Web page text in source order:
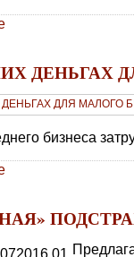
ДЕНЬГАХ
бизнеса